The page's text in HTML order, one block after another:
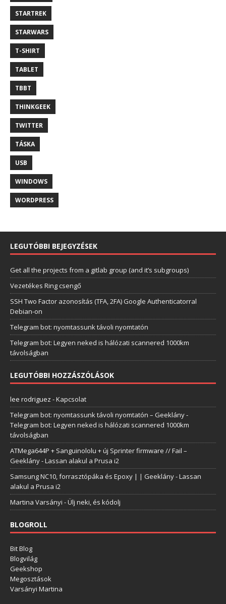
STARTREK
STARWARS
T-SHIRT
TABLET
TBBT
THINKGEEK
TWITTER
TÁSKA
USB
WINDOWS
WORDPRESS
LEGUTÓBBI BEJEGYZÉSEK
Get all the projects from a gitlab group (and it’s subgroups)
Vezetékes Ring csengő
SSH Two Factor azonosítás (TFA, 2FA) Google Authenticatorral
Debian-on
Telegram bot: nyomtassunk távoli nyomtatón
Telegram bot: Legyen neked is hálózati scannered 1000km
távolságban
LEGUTÓBBI HOZZÁSZÓLÁSOK
lee rodriguez -Kapcsolat
Telegram bot: nyomtassunk távoli nyomtatón – Geeklány-
Telegram bot: Legyen neked is hálózati scannered 1000km
távolságban
ATMega644P + Sanguinololu + új Sprinter firmware // Fail –
Geeklány-Lassan alakul a Prusa i2
Samsung NC10, forrasztópáka és Epoxy | | Geeklány-Lassan
alakul a Prusa i2
Martina Varsányi -Ülj neki, és kódolj
BLOGROLL
Bit Blog
Blogvilág
Geekshop
Megosztások
Varsányi Martina